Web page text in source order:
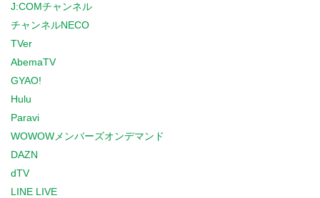
J:COMチャンネル
チャンネルNECO
TVer
AbemaTV
GYAO!
Hulu
Paravi
WOWOWメンバーズオンデマンド
DAZN
dTV
LINE LIVE